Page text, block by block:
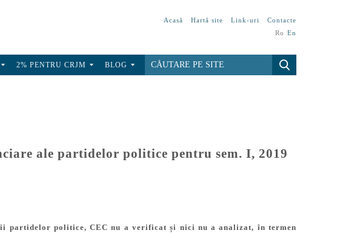
Acasă Hartă site Link-uri
Contacte
Ro En
2% PENTRU CRJM BLOG
ale partidelor politice pentru sem. I, 2019
partidelor politice, CEC nu a verificat și nici nu a analizat, în termen